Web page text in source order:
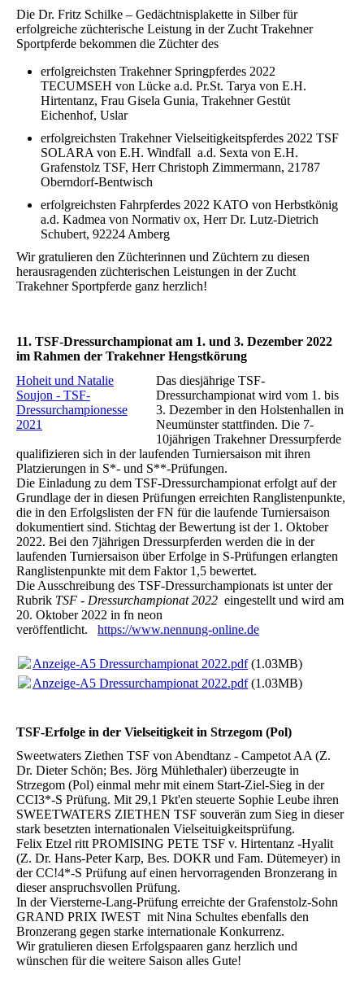
Die Dr. Fritz Schilke – Gedächtnisplakette in Silber für
erfolgreiche züchterische Leistung in der Zucht Trakehner
Sportpferde bekommen die Züchter des
erfolgreichsten Trakehner Springpferdes 2022
TECUMSEH von Lücke a.d. Pr.St. Tarya von E.H.
Hirtentanz, Frau Gisela Gunia, Trakehner Gestüt
Eichenhof, Uslar
erfolgreichsten Trakehner Vielseitigkeitspferdes 2022 TSF
SOLARA von E.H. Windfall a.d. Sexta von E.H.
Grafenstolz TSF, Herr Christoph Zimmermann, 21787
Oberndorf-Bentwisch
erfolgreichsten Fahrpferdes 2022 KATO von Herbstkönig
a.d. Kadmea von Normativ ox, Herr Dr. Lutz-Dietrich
Schubert, 92224 Amberg
Wir gratulieren den Züchterinnen und Züchtern zu diesen
herausragenden züchterischen Leistungen in der Zucht
Trakehner Sportpferde ganz herzlich!
11. TSF-Dressurchampionat am 1. und 3. Dezember 2022
im Rahmen der Trakehner Hengstkörung
Hoheit und Natalie
Soujon - TSF-
Dressurchampionesse
2021
Das diesjährige TSF-
Dressurchampionat wird vom 1. bis
3. Dezember in den Holstenhallen in
Neumünster stattfinden. Die 7-
10jährigen Trakehner Dressurpferde
qualifizieren sich in der laufenden Turniersaison mit ihren
Platzierungen in S*- und S**-Prüfungen.
Die Einladung zu dem TSF-Dressurchampionat erfolgt auf der
Grundlage der in diesen Prüfungen erreichten Ranglistenpunkte,
die in den Erfolgslisten der FN für die laufende Turniersaison
dokumentiert sind. Stichtag der Bewertung ist der 1. Oktober
2022. Bei den 7jährigen Dressurpferden werden die in der
laufenden Turniersaison über Erfolge in S-Prüfungen erlangten
Ranglistenpunkte mit dem Faktor 1,5 bewertet.
Die Ausschreibung des TSF-Dressurchampionats ist unter der
Rubrik TSF - Dressurchampionat 2022 eingestellt und wird am
20. Oktober 2022 in fn neon
veröffentlicht. https://www.nennung-online.de
Anzeige-A5 Dressurchampionat 2022.pdf(1.03MB)
Anzeige-A5 Dressurchampionat 2022.pdf(1.03MB)
TSF-Erfolge in der Vielseitigkeit in Strzegom (Pol)
Sweetwaters Ziethen TSF von Abendtanz - Campetot AA (Z.
Dr. Dieter Schön; Bes. Jörg Mühlethaler) überzeugte in
Strzegom (Pol) einmal mehr mit einem Start-Ziel-Sieg in der
CCI3*-S Prüfung. Mit 29,1 Pkt'en steuerte Sophie Leube ihren
SWEETWATERS ZIETHEN TSF souverän zum Sieg in dieser
stark besetzten internationalen Vielseituigkeitsprüfung.
Felix Etzel ritt PROMISING PETE TSF v. Hirtentanz -Hyalit
(Z. Dr. Hans-Peter Karp, Bes. DOKR und Fam. Dütemeyer) in
der CC!4*-S Prüfung auf einen hervorragenden Bronzerang in
dieser anspruchsvollen Prüfung.
In der Viersterne-Lang-Prüfung erreichte der Grafenstolz-Sohn
GRAND PRIX IWEST mit Nina Schultes ebenfalls den
Bronzerang gegen starke internationale Konkurrenz.
Wir gratulieren diesen Erfolgspaaren ganz herzlich und
wünschen für die weitere Saison alles Gute!